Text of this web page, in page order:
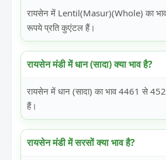
रायसेन में Lentil(Masur)(Whole) का
रूपये प्रति कुएंटल हैं।
रायसेन मंडी में धान (सादा) क्या भाव है?
रायसेन में धान (सादा) का भाव 4461 से
हैं।
रायसेन मंडी में सरसों क्या भाव है?